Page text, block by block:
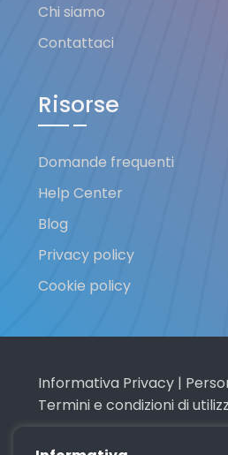
Chi siamo
Contattaci
Risorse
Domande frequenti
Help Center
Blog
Privacy policy
Cookie policy
Informativa Privacy|
Termini e condizioni di
in Italy © 2016 -